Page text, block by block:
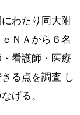
わたり同大附
ＮＡから６名
看護師・医療
る点を調査 し
げる。